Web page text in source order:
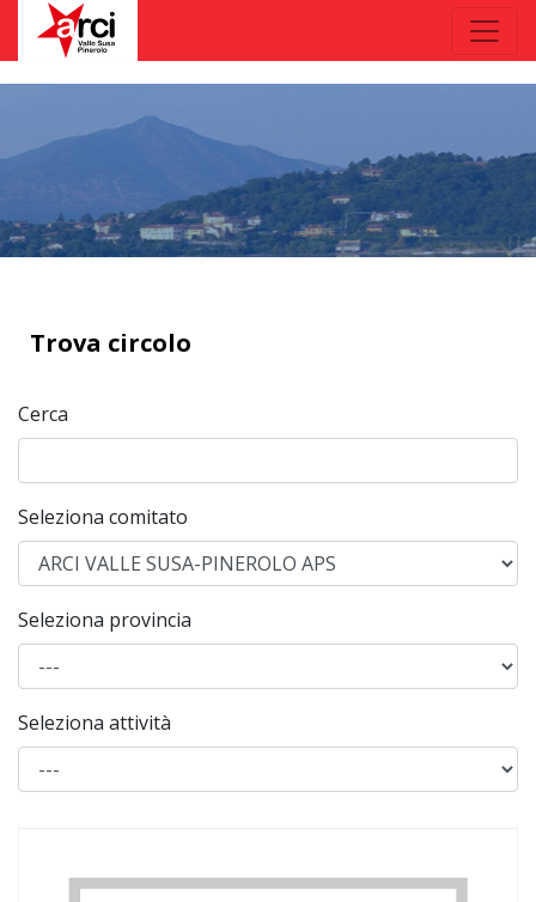
Trova circolo
Cerca
Seleziona comitato
Seleziona provincia
Seleziona attività